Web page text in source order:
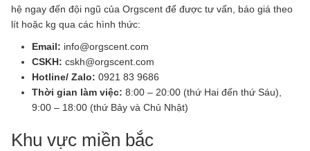
hệ ngay đến đội ngũ của Orgscent để được tư vấn, báo giá theo
lít hoặc kg qua các hình thức:
Email: info@orgscent.com
CSKH: cskh@orgscent.com
Hotline/ Zalo: 0921 83 9686
Thời gian làm việc: 8:00 – 20:00 (thứ Hai đến thứ Sáu),
9:00 – 18:00 (thứ Bảy và Chủ Nhật)
Khu vực miền bắc